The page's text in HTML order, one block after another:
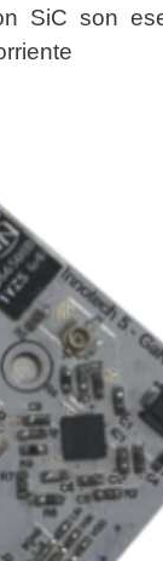
SiC son